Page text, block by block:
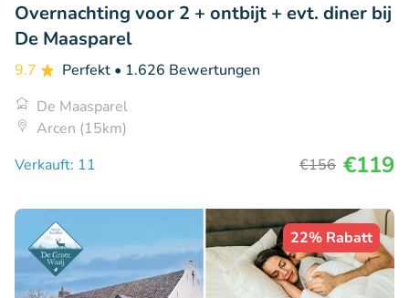
Overnachting voor 2 + ontbijt + evt. diner bij
De Maasparel
9.7 Perfekt • 1.626 Bewertungen
De Maasparel
Arcen (15km)
Verkauft: 11
€156 €119
22% Rabatt